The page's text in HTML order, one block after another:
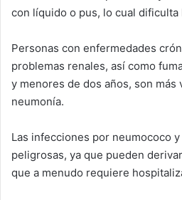
con líquido o pus, lo cual dificulta
Personas con enfermedades
problemas renales, así como
y menores de dos años, son más
neumonía.
Las infecciones por neumococo
peligrosas, ya que pueden
que a menudo requiere